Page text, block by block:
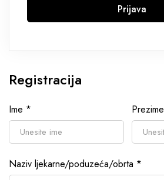
Prijava
Registracija
Ime * Prezime
Naziv ljekarne/poduzeća/obrta *